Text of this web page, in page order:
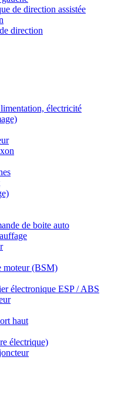
de direction assistée
direction
électricité
de boite auto
moteur (BSM)
électronique ESP / ABS
haut
électrique)